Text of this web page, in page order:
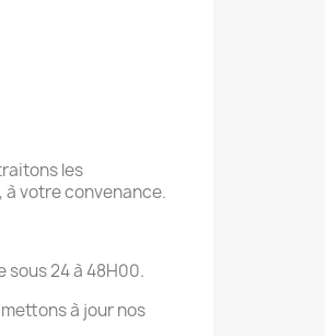
les
à votre convenance.
24 à 48H00.
à jour nos